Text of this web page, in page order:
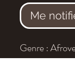
Me
Genre :
Espèce :